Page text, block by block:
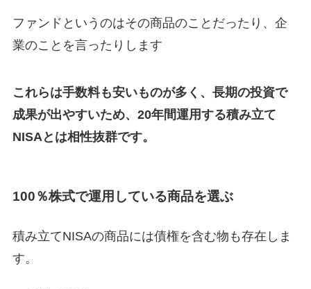
ファンドというのはその商品のことだったり、企
業のことを言ったりします
これらは手数料も安いものが多く、長期の投資で
成果が出やすいため、20年間運用する積み立て
NISAとは相性抜群です。
100％株式で運用している商品を選ぶ
積み立てNISAの商品には債権を含む物も存在しま
す。